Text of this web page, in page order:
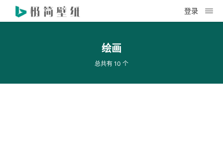
登录
绘画
总共有 10 个